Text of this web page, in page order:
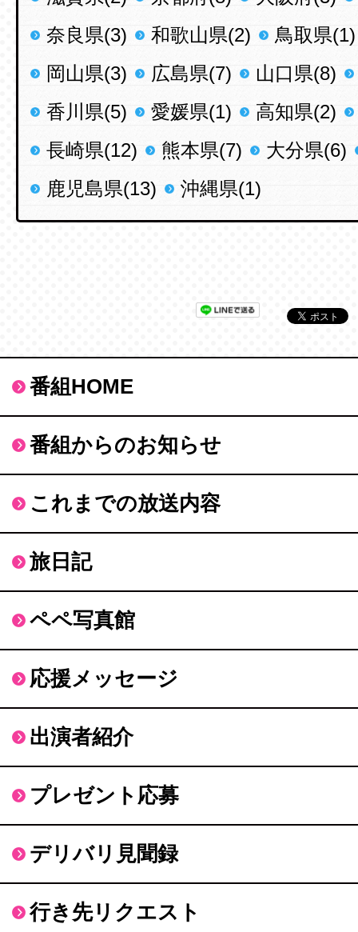
奈良県(3)
和歌山県(2)
鳥取県(1)
岡山県(3)
広島県(7)
山口県(8)
香川県(5)
愛媛県(1)
高知県(2)
長崎県(12)
熊本県(7)
大分県(6)
鹿児島県(13)
沖縄県(1)
番組HOME
番組からのお知らせ
これまでの放送内容
旅日記
ペペ写真館
応援メッセージ
出演者紹介
プレゼント応募
デリバリ見聞録
行き先リクエスト